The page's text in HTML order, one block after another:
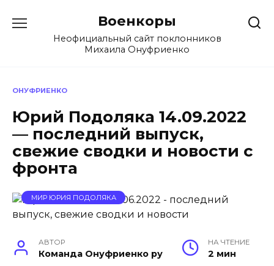
содержанию
Военкоры
Неофициальный сайт поклонников
Михаила Онуфриенко
ОНУФРИЕНКО
Юрий Подоляка 14.09.2022
— последний выпуск,
свежие сводки и новости с
фронта
МИР ЮРИЯ ПОДОЛЯКА
АВТОР
Команда Онуфриенко ру
НА ЧТЕНИЕ
2 мин